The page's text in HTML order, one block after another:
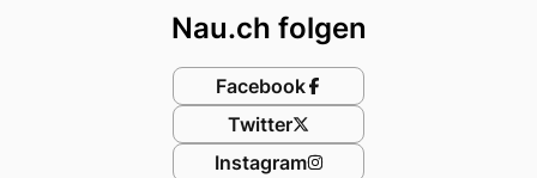
Nau.ch folgen
Facebook
Twitter
Instagram